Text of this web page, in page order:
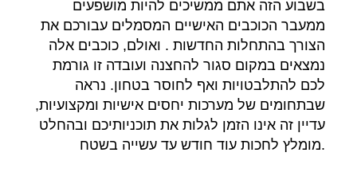
בשבוע הזה אתם ממשיכים להיות מושפעים
ממעבר הכוכבים האישיים המסמלים עבורכם את
הצורך בהתחלות החדשות . ואולם, כוכבים אלה
נמצאים במקום סגור להחצנה ועובדה זו גורמת
לכם להתלבטויות ואף לחוסר בטחון. נראה
שבתחומים של מערכות יחסים אישיות ומקצועיות,
עדיין זה אינו הזמן לגלות את תוכניותיכם ובהחלט
מומלץ לחכות עוד חודש עד עשייה בשטח.